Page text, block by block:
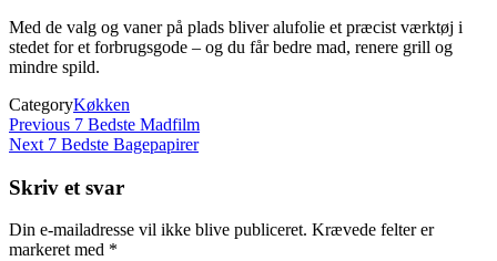
Med de valg og vaner på plads bliver alufolie et præcist værktøj i
stedet for et forbrugsgode – og du får bedre mad, renere grill og
mindre spild.
CategoryKøkken
Indlægsnavigation
Previous
Post
Previous 7 Bedste Madfilm
Next
Next 7 Bedste Bagepapirer
Skriv et svar
Din e-mailadresse vil ikke blive publiceret. Krævede felter er
markeret med *